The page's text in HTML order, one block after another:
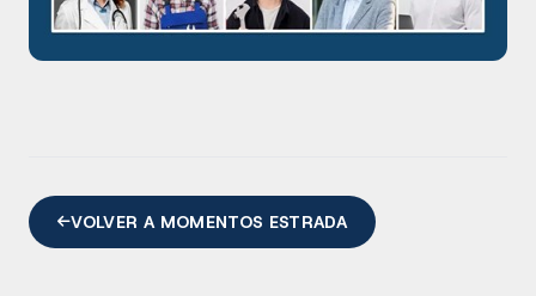
VOLVER A MOMENTOS ESTRADA